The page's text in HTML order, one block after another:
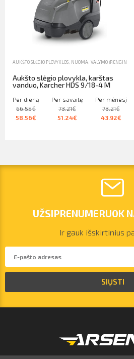
vilnius@arsenalrent.com
AUKŠTO SLĖGIO PLOVYKLOS NUOMA VALYMO ĮRENGINIAI
Aukšto slėgio plovykla, karštas
vanduo, Karcher HDS 9/18-4 M
Per dieną
66.55€
58.56€
Per savaitę
73.21€
51.24€
Per mėnesį
73.21€
43.92€
UŽSIPRENUMERUOK
Ir gauk išskirtinius
SIŲSTI